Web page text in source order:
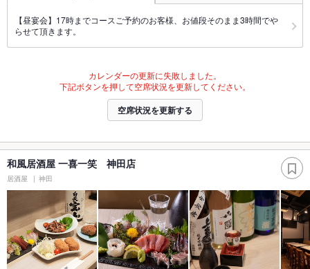
【昼宴会】17時までコースご予約のお客様、お値段そのまま3時間でや
らせて頂きます。
カレンダーの更新に失敗しました。
下記ボタンを押して空席状況を更新してください。
空席状況を更新する
和風居酒屋 一喜一笑 神田店
居酒屋 神田